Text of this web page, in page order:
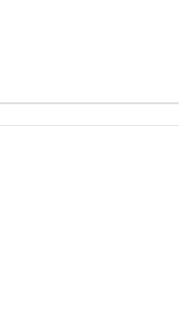
école et commerces, classé
une vie de plain-pied.
sous le numéro 830 510 475